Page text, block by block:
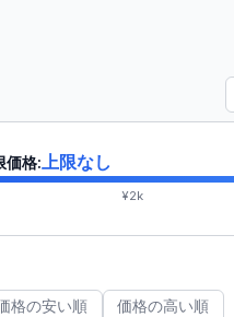
価格: 上限なし
¥2k
格の安い順 価格の高い順